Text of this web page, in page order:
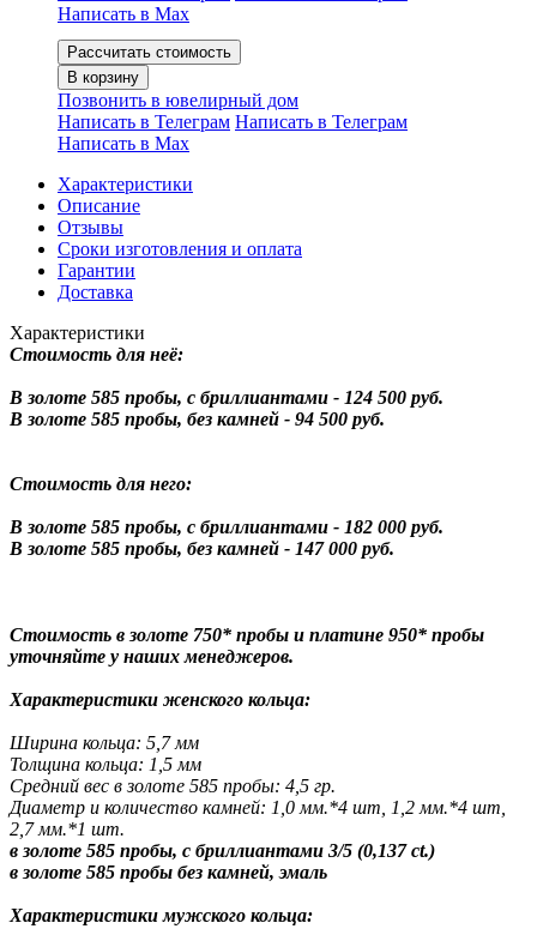
Написать в Мах
Рассчитать стоимость
В корзину
Позвонить в ювелирный дом
Написать в Телеграм Написать в Телеграм
Написать в Мах
Характеристики
Описание
Отзывы
Сроки изготовления и оплата
Гарантии
Доставка
Характеристики
Стоимость для неё:
В золоте 585 пробы, с бриллиантами - 124 500 руб.
В золоте 585 пробы, без камней - 94 500 руб.
Стоимость для него:
В золоте 585 пробы, с бриллиантами - 182 000 руб.
В золоте 585 пробы, без камней - 147 000 руб.
Стоимость в золоте 750* пробы и платине 950* пробы
уточняйте у наших менеджеров.
Характеристики женского кольца:
Ширина кольца: 5,7 мм
Толщина кольца: 1,5 мм
Средний вес в золоте 585 пробы: 4,5 гр.
Диаметр и количество камней: 1,0 мм.*4 шт, 1,2 мм.*4 шт,
2,7 мм.*1 шт.
в золоте 585 пробы, с бриллиантами 3/5 (0,137 ct.)
в золоте 585 пробы без камней, эмаль
Характеристики мужского кольца: